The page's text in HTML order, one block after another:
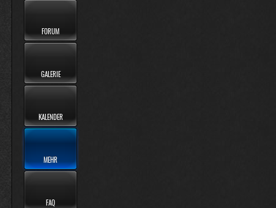
FORUM
GALERIE
KALENDER
MEHR
FAQ